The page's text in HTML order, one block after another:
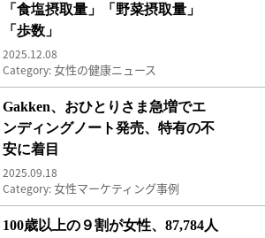
「食塩摂取量」「野菜摂取量」
「歩数」
2025.12.08
Category:女性の健康ニュース
Gakken、おひとりさま急増でエンディングノ
Gakken、おひとりさま急増でエ
ンディングノート発売、特有の不
安に着目
2025.09.18
Category:女性マーケティング事例
100歳以上の９割が女性、87,784人で過去最
100歳以上の９割が女性、87,784人